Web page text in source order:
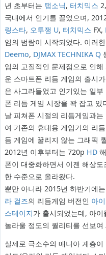
년 초부터는 탭소닉, 터치믹스 2,
국내에서 인기를 끌었으며,
링스타, 오투잼 U, 터치믹스 FX,
임의 범람이 시작되었다. 이러
Deemo, DJMAX TECHNIKA Q
임의 고질적인 문제점으로 인
운 스마트폰 리듬 게임의 출시
은 사그라들었고 인기있는 일
폰 리듬 게임 시장을 꽉 잡고
날 피쳐폰 시절의 리듬게임과
여 기존의 휴대용 게임기의 리
듬 게임에 꿀리지 않는 그래픽
2012년 이후부터는 720p HD해
폰이 대중화하면서 이젠 해상
한 수준으로 올라왔다.
뿐만 아니라 2015년 하반기에
라 걸즈의 리듬게임 버전인 아
스테이지가 출시되었는데, 아
놀라울 정도의 퀄리티를 선보
실제로 극소수의 매니아 계층